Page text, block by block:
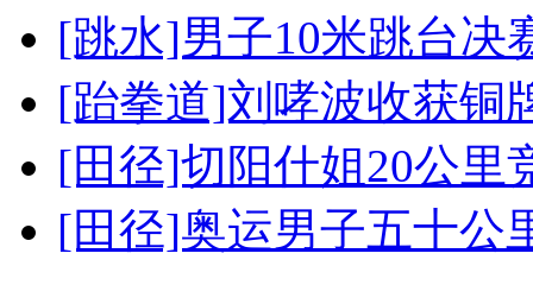
[跳水]男子10米跳台决
[跆拳道]刘哮波收获铜
[田径]切阳什姐20公里
[田径]奥运男子五十公